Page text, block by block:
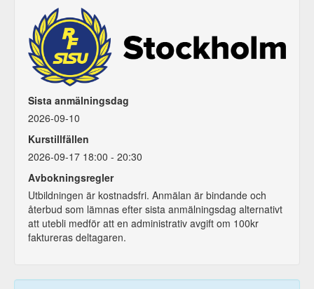
Sista anmälningsdag
2026-09-10
Kurstillfällen
2026-09-17 18:00 - 20:30
Avbokningsregler
Utbildningen är kostnadsfri. Anmälan är bindande och
återbud som lämnas efter sista anmälningsdag alternativt
att utebli medför att en administrativ avgift om 100kr
faktureras deltagaren.